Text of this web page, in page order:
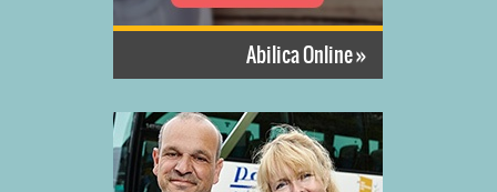
Abilica Online »